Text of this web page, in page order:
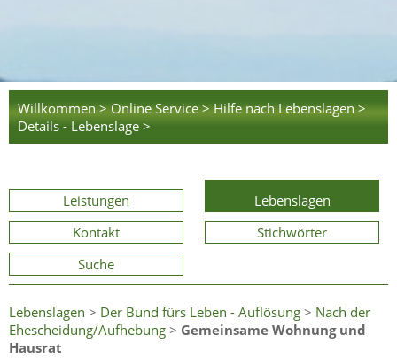
Willkommen > Online Service > Hilfe nach Lebenslagen >
Details - Lebenslage >
Leistungen
Lebenslagen
Kontakt
Stichwörter
Suche
Lebenslagen > Der Bund fürs Leben - Auflösung > Nach der
Ehescheidung/Aufhebung > Gemeinsame Wohnung und
Hausrat